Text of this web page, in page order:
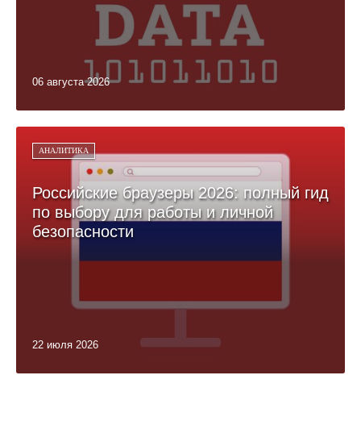
06 августа 2026
АНАЛИТИКА
Российские браузеры 2026: полный гид
по выбору для работы и личной
безопасности
22 июля 2026